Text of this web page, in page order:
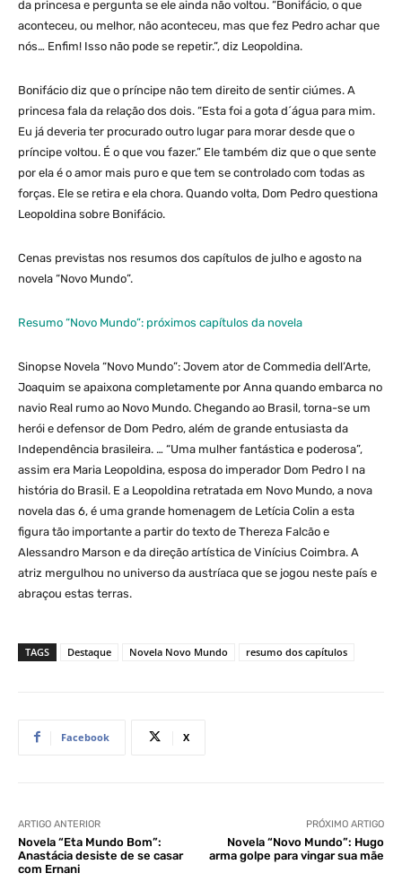
da princesa e pergunta se ele ainda não voltou. “Bonifácio, o que
aconteceu, ou melhor, não aconteceu, mas que fez Pedro achar que
nós… Enfim! Isso não pode se repetir.”, diz Leopoldina.
Bonifácio diz que o príncipe não tem direito de sentir ciúmes. A
princesa fala da relação dos dois. “Esta foi a gota d´água para mim.
Eu já deveria ter procurado outro lugar para morar desde que o
príncipe voltou. É o que vou fazer.” Ele também diz que o que sente
por ela é o amor mais puro e que tem se controlado com todas as
forças. Ele se retira e ela chora. Quando volta, Dom Pedro questiona
Leopoldina sobre Bonifácio.
Cenas previstas nos resumos dos capítulos de julho e agosto na
novela “Novo Mundo”.
Resumo “Novo Mundo”: próximos capítulos da novela
Sinopse Novela “Novo Mundo”: Jovem ator de Commedia dell’Arte,
Joaquim se apaixona completamente por Anna quando embarca no
navio Real rumo ao Novo Mundo. Chegando ao Brasil, torna-se um
herói e defensor de Dom Pedro, além de grande entusiasta da
Independência brasileira. … “Uma mulher fantástica e poderosa”,
assim era Maria Leopoldina, esposa do imperador Dom Pedro I na
história do Brasil. E a Leopoldina retratada em Novo Mundo, a nova
novela das 6, é uma grande homenagem de Letícia Colin a esta
figura tão importante a partir do texto de Thereza Falcão e
Alessandro Marson e da direção artística de Vinícius Coimbra. A
atriz mergulhou no universo da austríaca que se jogou neste país e
abraçou estas terras.
TAGS Destaque Novela Novo Mundo resumo dos capítulos
Facebook X
ARTIGO ANTERIOR
Novela “Eta Mundo Bom”:
Anastácia desiste de se casar
com Ernani
PRÓXIMO ARTIGO
Novela “Novo Mundo”: Hugo
arma golpe para vingar sua mãe